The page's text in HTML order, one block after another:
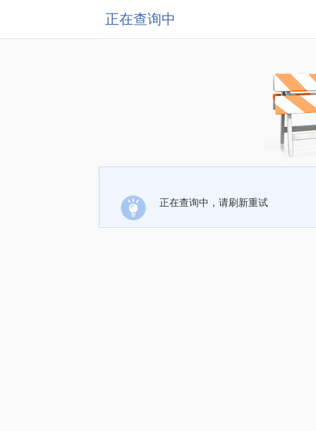
正在查询中
正在查询中，请刷新重试